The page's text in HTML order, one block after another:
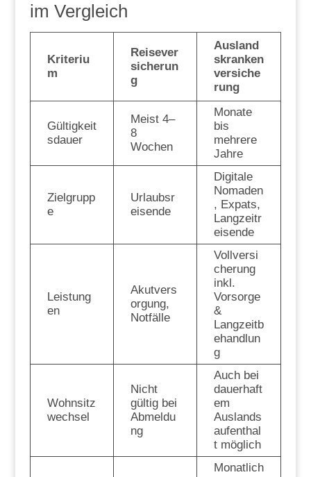
im Vergleich
Kriteriu
m
Reisever
sicherun
g
Ausland
skranken
versiche
rung
Gültigkeit
sdauer
Meist 4–
8
Wochen
Monate
bis
mehrere
Jahre
Zielgrupp
e
Urlaubsr
eisende
Digitale
Nomaden
, Expats,
Langzeitr
eisende
Leistung
en
Akutvers
orgung,
Notfälle
Vollversi
cherung
inkl.
Vorsorge
&
Langzeitb
ehandlun
g
Wohnsitz
wechsel
Nicht
gültig bei
Abmeldu
ng
Auch bei
dauerhaft
em
Auslands
aufenthal
t möglich
Monatlich